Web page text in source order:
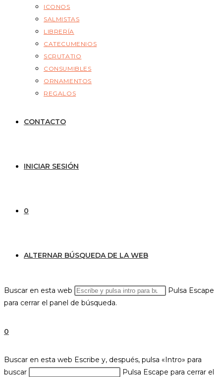
ICONOS
SALMISTAS
LIBRERÍA
CATECUMENIOS
SCRUTATIO
CONSUMIBLES
ORNAMENTOS
REGALOS
CONTACTO
INICIAR SESIÓN
0
ALTERNAR BÚSQUEDA DE LA WEB
Buscar en esta web
Pulsa Escape
para cerrar el panel de búsqueda.
0
Buscar en esta web Escribe y, después, pulsa «Intro» para
buscar
Pulsa Escape para cerrar el